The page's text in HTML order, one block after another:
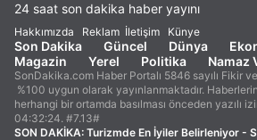
24 saat son dakika haber yayını
Hakkımızda Reklam İletişim Künye
Son Dakika Güncel Dünya
Magazin
Yerel Politika Namaz
SonDakika.com Haber Portalı 5846 sayılı Fikir
%100 uygun olarak yayınlanmaktadır.
herhangi bir ortamda basılması önceden yazılı
04:32:24. #7.13#
SON DAKİKA: Turizmde En İyiler Belirleniyor -